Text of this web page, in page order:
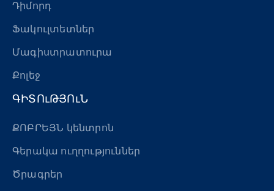
Դիմորդ
Ֆակուլտետներ
Մագիստրատուրա
Քոլեջ
ԳԻՏՈւԹՅՈւՆ
ՔՈԲՐԵՅՆ կենտրոն
Գերակա ուղղություններ
Ծրագրեր